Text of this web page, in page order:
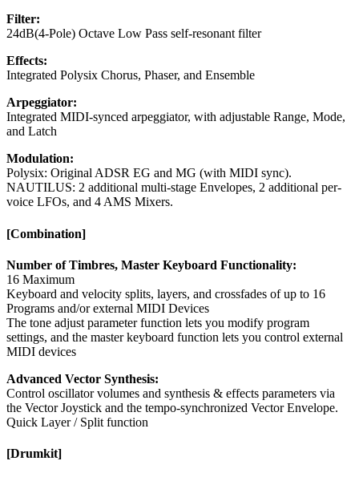
Filter:
24dB(4-Pole) Octave Low Pass self-resonant filter
Effects:
Integrated Polysix Chorus, Phaser, and Ensemble
Arpeggiator:
Integrated MIDI-synced arpeggiator, with adjustable Range, Mode,
and Latch
Modulation:
Polysix: Original ADSR EG and MG (with MIDI sync).
NAUTILUS: 2 additional multi-stage Envelopes, 2 additional per-
voice LFOs, and 4 AMS Mixers.
[Combination]
Number of Timbres, Master Keyboard Functionality:
16 Maximum
Keyboard and velocity splits, layers, and crossfades of up to 16
Programs and/or external MIDI Devices
The tone adjust parameter function lets you modify program
settings, and the master keyboard function lets you control external
MIDI devices
Advanced Vector Synthesis:
Control oscillator volumes and synthesis & effects parameters via
the Vector Joystick and the tempo-synchronized Vector Envelope.
Quick Layer / Split function
[Drumkit]